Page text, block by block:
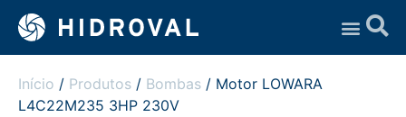
Início / Produtos / Bombas / Motor LOWARA
L4C22M235 3HP 230V